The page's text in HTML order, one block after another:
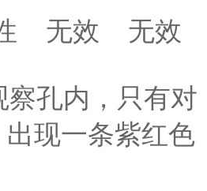
无效 无效
察孔内，只有对
现一条紫红色